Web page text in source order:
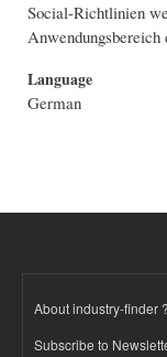
Social-Richtlinien
Anwendungsbereich
Language
German
About industry-finder ?
Subscribe to